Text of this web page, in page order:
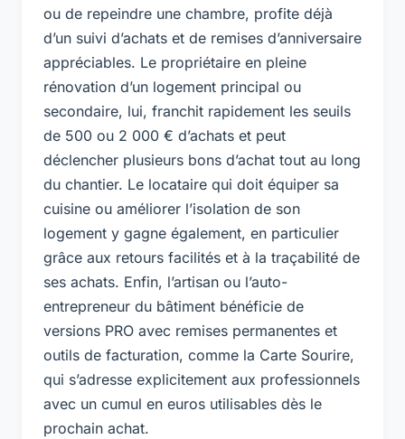
ou de repeindre une chambre, profite déjà
d’un suivi d’achats et de remises d’anniversaire
appréciables. Le propriétaire en pleine
rénovation d’un logement principal ou
secondaire, lui, franchit rapidement les seuils
de 500 ou 2 000 € d’achats et peut
déclencher plusieurs bons d’achat tout au long
du chantier. Le locataire qui doit équiper sa
cuisine ou améliorer l’isolation de son
logement y gagne également, en particulier
grâce aux retours facilités et à la traçabilité de
ses achats. Enfin, l’artisan ou l’auto-
entrepreneur du bâtiment bénéficie de
versions PRO avec remises permanentes et
outils de facturation, comme la Carte Sourire,
qui s’adresse explicitement aux professionnels
avec un cumul en euros utilisables dès le
prochain achat.